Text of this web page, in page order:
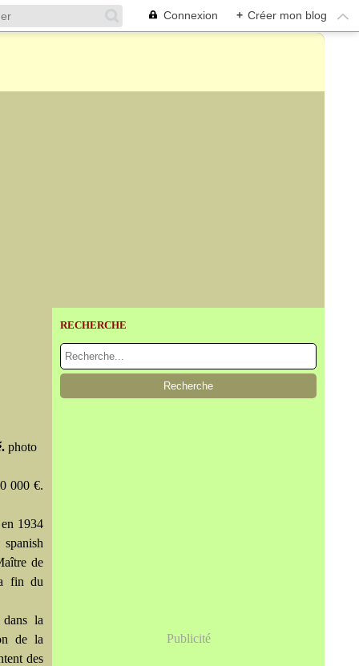
Connexion + Créer mon blog
. photo
000 €.
1934
de
fin du
la
de la
des
RECHERCHE
Publicité